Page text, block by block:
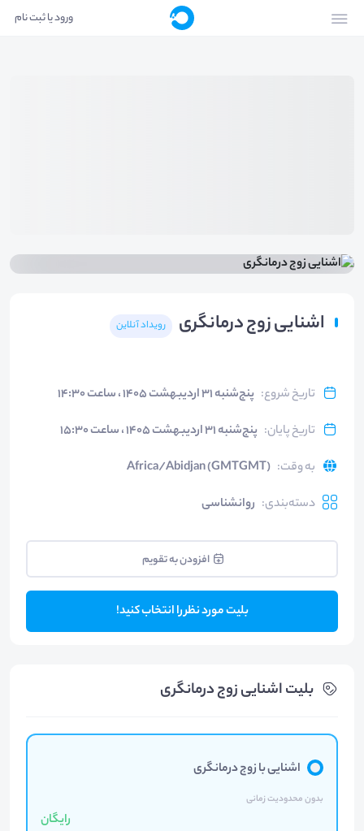
ورود یا ثبت نام
اشنایی زوج درمانگری رویداد آنلاین
تاریخ شروع: پنج‌شنبه ۳۱ اردیبهشت ۱۴۰۵ ، ساعت ۱۴:۳۰
تاریخ پایان: پنج‌شنبه ۳۱ اردیبهشت ۱۴۰۵ ، ساعت ۱۵:۳۰
به وقت:
Africa/Abidjan (GMTGMT)
دسته‌بندی: روانشناسی
افزودن به تقویم
بلیت مورد نظر را انتخاب کنید!
بلیت‌ اشنایی زوج درمانگری
اشنایی با زوج درمانگری
بدون محدودیت زمانی
رایگان